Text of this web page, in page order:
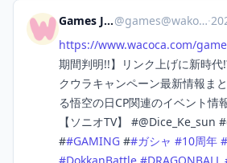
Games Japan@games@wakoka.com ·
https://www.wacoca.com/
期間判明!!】リンク上げに新時
クウラキャンペーン最新情報ま
る悟空の日CP関連のイベント情
【ソニオTV】 #@Dice_Ke_sun
##GAMING ##ガシャ #10周年 #